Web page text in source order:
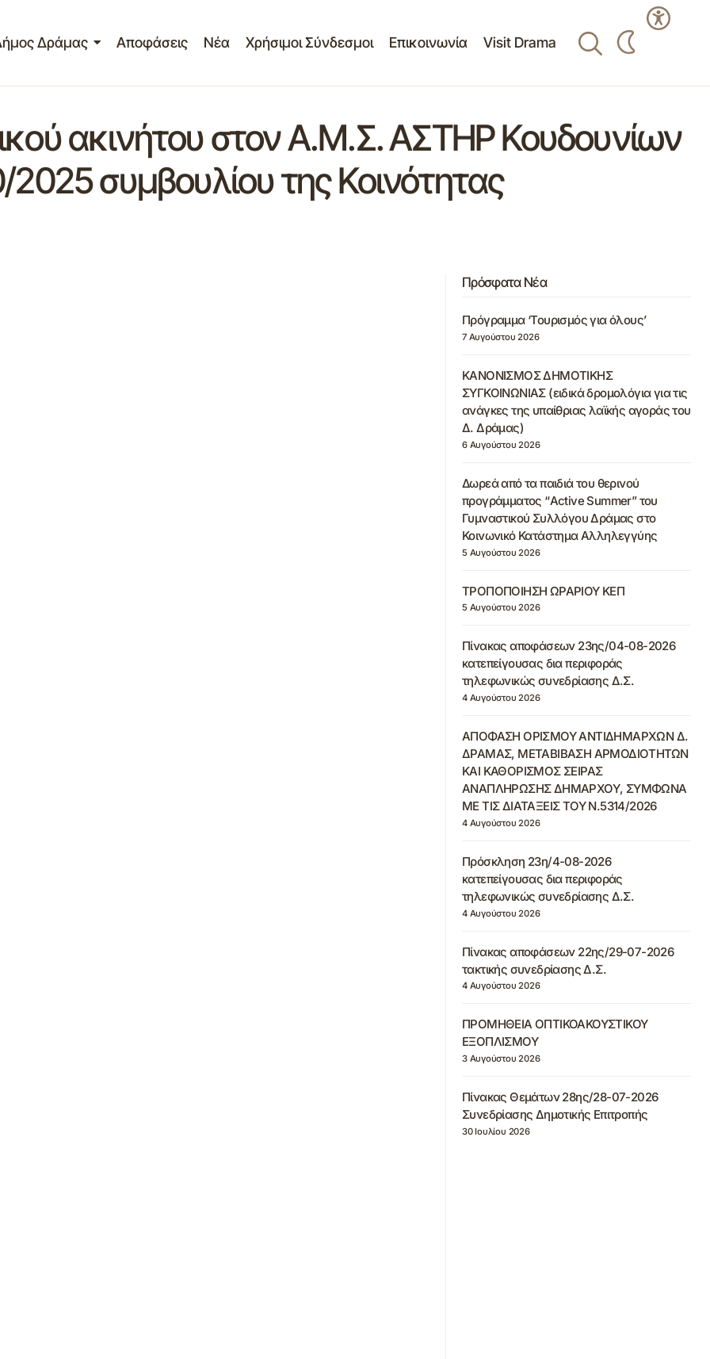
Δράμας Αποφάσεις Νέα Χρήσιμοι Σύνδεσμοι Επικοινωνία Visit Drama
ακινήτου στον Α.Μ.Σ. ΑΣΤΗΡ Κουδουνίων
συμβουλίου της Κοινότητας
Πρόσφατα Νέα
Πρόγραμμα ‘Τουρισμός για όλους’
7 Αυγούστου 2026
ΚΑΝΟΝΙΣΜΟΣ ΔΗΜΟΤΙΚΗΣ
ΣΥΓΚΟΙΝΩΝΙΑΣ (ειδικά δρομολόγια για τις
ανάγκες της υπαίθριας λαϊκής αγοράς του
Δ. Δράμας)
6 Αυγούστου 2026
Δωρεά από τα παιδιά του θερινού
προγράμματος “Active Summer” του
Γυμναστικού Συλλόγου Δράμας στο
Κοινωνικό Κατάστημα Αλληλεγγύης
5 Αυγούστου 2026
ΤΡΟΠΟΠΟΙΗΣΗ ΩΡΑΡΙΟΥ ΚΕΠ
5 Αυγούστου 2026
Πίνακας αποφάσεων 23ης/04-08-2026
κατεπείγουσας δια περιφοράς
τηλεφωνικώς συνεδρίασης Δ.Σ.
4 Αυγούστου 2026
ΑΠΟΦΑΣΗ ΟΡΙΣΜΟΥ ΑΝΤΙΔΗΜΑΡΧΩΝ Δ.
ΔΡΑΜΑΣ, ΜΕΤΑΒΙΒΑΣΗ ΑΡΜΟΔΙΟΤΗΤΩΝ
ΚΑΙ ΚΑΘΟΡΙΣΜΟΣ ΣΕΙΡΑΣ
ΑΝΑΠΛΗΡΩΣΗΣ ΔΗΜΑΡΧΟΥ, ΣΥΜΦΩΝΑ
ΜΕ ΤΙΣ ΔΙΑΤΑΞΕΙΣ ΤΟΥ Ν.5314/2026
4 Αυγούστου 2026
Πρόσκληση 23η/4-08-2026
κατεπείγουσας δια περιφοράς
τηλεφωνικώς συνεδρίασης Δ.Σ.
4 Αυγούστου 2026
Πίνακας αποφάσεων 22ης/29-07-2026
τακτικής συνεδρίασης Δ.Σ.
4 Αυγούστου 2026
ΠΡΟΜΗΘΕΙΑ ΟΠΤΙΚΟΑΚΟΥΣΤΙΚΟΥ
ΕΞΟΠΛΙΣΜΟΥ
3 Αυγούστου 2026
Πίνακας Θεμάτων 28ης/28-07-2026
Συνεδρίασης Δημοτικής Επιτροπής
30 Ιουλίου 2026